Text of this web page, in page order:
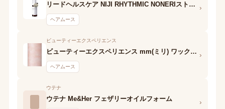
リードヘルスケア NIJI RHYTHMIC NONERIストレート スタイリングフォーム
ヘアムース
›
ビューティーエクスペリエンス
ビューティーエクスペリエンス mm(ミリ) ワックスフォーム
ヘアムース
›
ウテナ
ウテナ Me&Her フェザリーオイルフォーム ›